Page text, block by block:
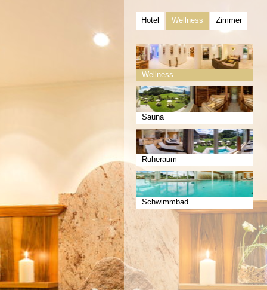
Hotel Wellness Zimmer
Wellness
Sauna
Ruheraum
Schwimmbad